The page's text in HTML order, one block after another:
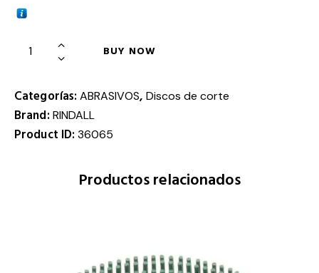
BUY NOW
Categorías:ABRASIVOS,Discos de corte
Brand: RINDALL
Product ID:36065
Productos relacionados